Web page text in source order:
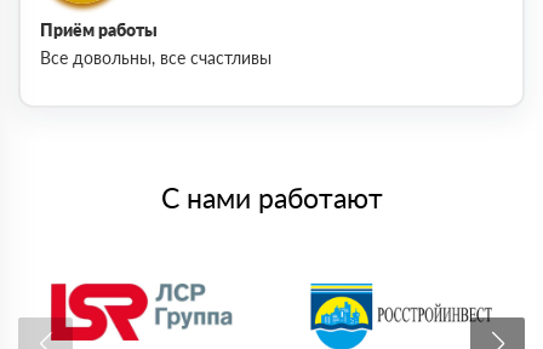
Приём работы
Все довольны, все счастливы
С нами работают